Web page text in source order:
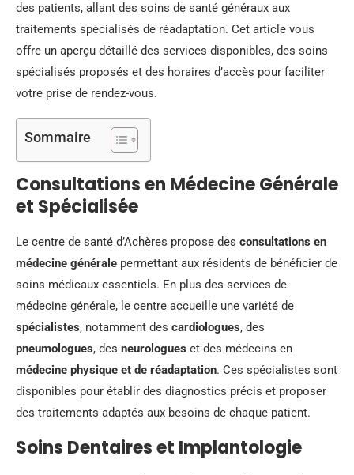
des patients, allant des soins de santé généraux aux
traitements spécialisés de réadaptation. Cet article vous
offre un aperçu détaillé des services disponibles, des soins
spécialisés proposés et des horaires d’accès pour faciliter
votre prise de rendez-vous.
Sommaire
Consultations en Médecine Générale
et Spécialisée
Le centre de santé d’Achères propose des consultations en
médecine générale permettant aux résidents de bénéficier de
soins médicaux essentiels. En plus des services de
médecine générale, le centre accueille une variété de
spécialistes, notamment des cardiologues, des
pneumologues, des neurologues et des médecins en
médecine physique et de réadaptation. Ces spécialistes sont
disponibles pour établir des diagnostics précis et proposer
des traitements adaptés aux besoins de chaque patient.
Soins Dentaires et Implantologie